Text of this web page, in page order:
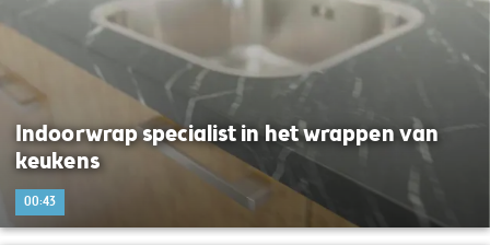
Indoorwrap specialist in het wrappen van
keukens
00:43